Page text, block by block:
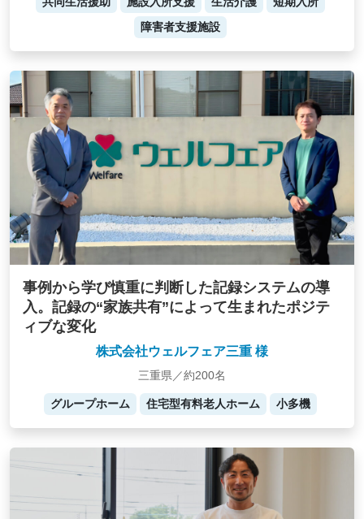
障害者支援施設
事例から学び慎重に判断した記録システムの導
入。記録の“家族共有”によって生まれたポジテ
ィブな変化
株式会社ウェルフェア三重 様
三重県／約200名
グループホーム 住宅型有料老人ホーム 小多機